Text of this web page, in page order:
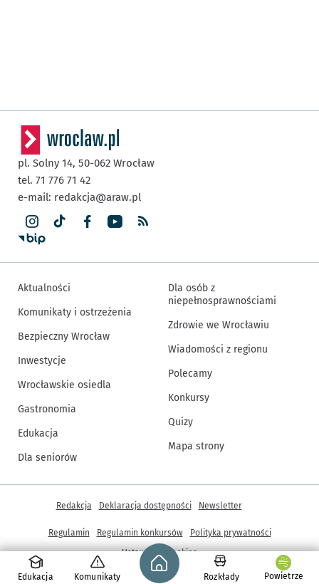
Edukacja Komunikaty
Strona główna - wroclaw.pl
Rozkłady Powietrze
pl. Solny 14, 50-062 Wrocław
tel. 71 776 71 42
e-mail: redakcja@araw.pl
Aktualności
Komunikaty i ostrzeżenia
Bezpieczny Wrocław
Inwestycje
Wrocławskie osiedla
Gastronomia
Edukacja
Dla seniorów
Dla osób z
niepełnosprawnościami
Zdrowie we Wrocławiu
Wiadomości z regionu
Polecamy
Konkursy
Quizy
Mapa strony
© Copyright 2005-2026, ARAW S.A., Gmina Wrocław
Inne informacje
Redakcja Deklaracja dostępności Newsletter
Regulamin Regulamin konkursów
Polityka prywatności
Ustawienia cookies